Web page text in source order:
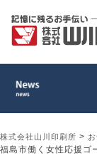
株式会社山川印刷所 >
福島市働く女性応援ゴ